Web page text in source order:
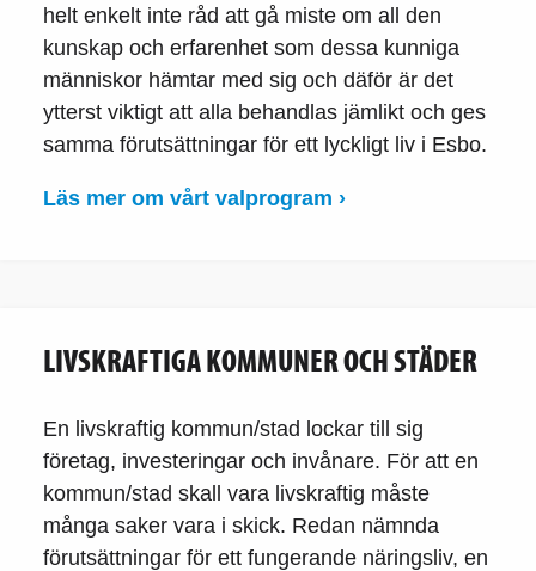
helt enkelt inte råd att gå miste om all den
kunskap och erfarenhet som dessa kunniga
människor hämtar med sig och däför är det
ytterst viktigt att alla behandlas jämlikt och ges
samma förutsättningar för ett lyckligt liv i Esbo.
Läs mer om vårt valprogram ›
LIVSKRAFTIGA KOMMUNER OCH STÄDER
En livskraftig kommun/stad lockar till sig
företag, investeringar och invånare. För att en
kommun/stad skall vara livskraftig måste
många saker vara i skick. Redan nämnda
förutsättningar för ett fungerande näringsliv, en